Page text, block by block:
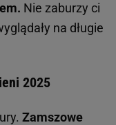
Nie zaburzy ci
na długie
2025
Zamszowe